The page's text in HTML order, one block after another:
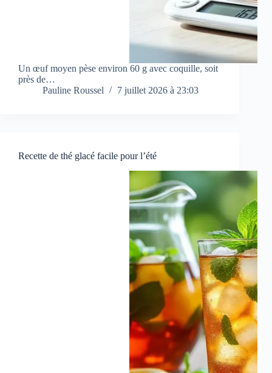
Un œuf moyen pèse environ 60 g avec coquille, soit
près de…
Pauline Roussel
7 juillet 2026 à 23:03
Recette de thé glacé facile pour l’été